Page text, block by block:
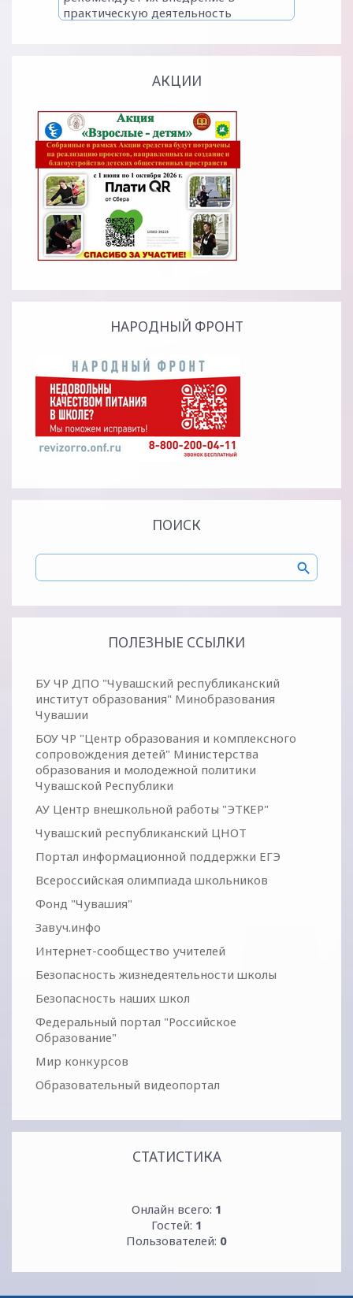
АКЦИИ
НАРОДНЫЙ ФРОНТ
ПОИСК
ПОЛЕЗНЫЕ ССЫЛКИ
БУ ЧР ДПО "Чувашский республиканский
институт образования" Минобразования
Чувашии
БОУ ЧР "Центр образования и комплексного
сопровождения детей" Министерства
образования и молодежной политики
Чувашской Республики
АУ Центр внешкольной работы "ЭТКЕР"
Чувашский республиканский ЦНОТ
Портал информационной поддержки ЕГЭ
Всероссийская олимпиада школьников
Фонд "Чувашия"
Завуч.инфо
Интернет-сообщество учителей
Безопасность жизнедеятельности школы
Безопасность наших школ
Федеральный портал "Российское
Образование"
Мир конкурсов
Образовательный видеопортал
СТАТИСТИКА
Онлайн всего: 1
Гостей: 1
Пользователей: 0